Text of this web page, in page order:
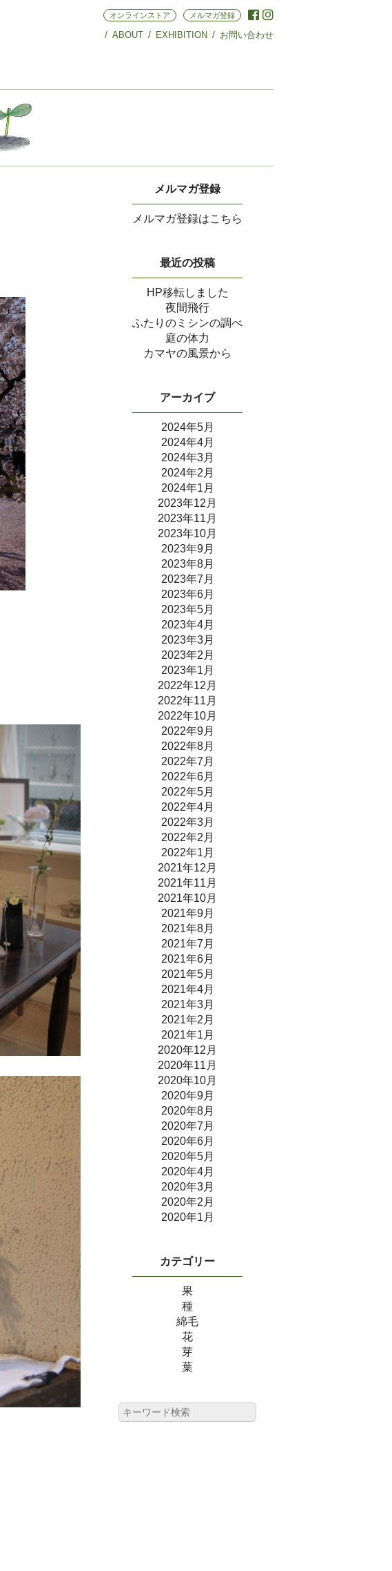
ABOUT EXHIBITION お問い合わせ
オンラインストア メルマガ登録
メルマガ登録
メルマガ登録はこちら
最近の投稿
HP移転しました
夜間飛行
ふたりのミシンの調べ
庭の体力
カマヤの風景から
アーカイブ
2024年5月
2024年4月
2024年3月
2024年2月
2024年1月
2023年12月
2023年11月
2023年10月
2023年9月
2023年8月
2023年7月
2023年6月
2023年5月
2023年4月
2023年3月
2023年2月
2023年1月
2022年12月
2022年11月
2022年10月
2022年9月
2022年8月
2022年7月
2022年6月
2022年5月
2022年4月
2022年3月
2022年2月
2022年1月
2021年12月
2021年11月
2021年10月
2021年9月
2021年8月
2021年7月
2021年6月
2021年5月
2021年4月
2021年3月
2021年2月
2021年1月
2020年12月
2020年11月
2020年10月
2020年9月
2020年8月
2020年7月
2020年6月
2020年5月
2020年4月
2020年3月
2020年2月
2020年1月
カテゴリー
果
種
綿毛
花
芽
葉